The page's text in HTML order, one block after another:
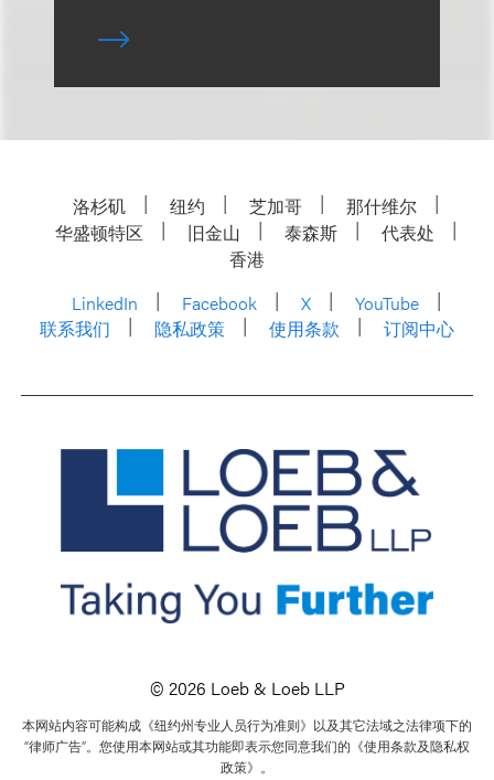
洛杉矶 纽约 芝加哥
那什维尔
华盛顿特区
旧金山 泰森斯
代表处
香港
LinkedIn
Facebook X
YouTube
联系我们
隐私政策 使用条款 订阅中心
© 2026 Loeb & Loeb LLP
本网站内容可能构成《纽约州专业人员行为准则》以及其它法域之法律项下的
“律师广告”。您使用本网站或其功能即表示您同意我们的《使用条款及隐私权
政策》。